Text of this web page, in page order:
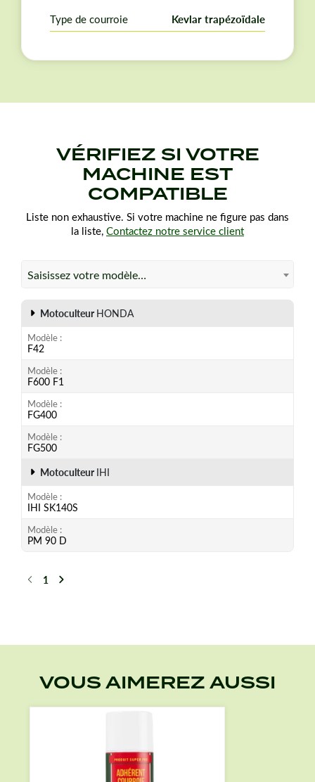
dimensions et références d'origine avant de passer
commande.
Type de courroie Kevlar trapézoïdale
VÉRIFIEZ SI VOTRE
MACHINE EST
COMPATIBLE
Liste non exhaustive. Si votre machine ne figure pas dans
la liste, Contactez notre service client
Saisissez votre modèle…
Motoculteur HONDA
Modèle
F42
Modèle
F600 F1
Modèle
FG400
Modèle
FG500
Motoculteur IHI
Modèle
IHI SK140S
Modèle
PM 90 D
Précédent
1 Suivant
VOUS AIMEREZ AUSSI